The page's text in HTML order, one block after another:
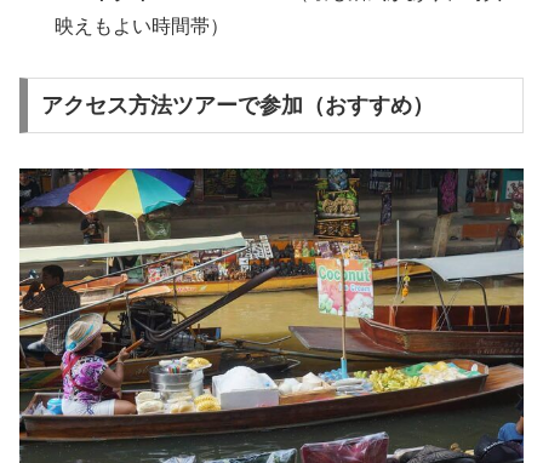
映えもよい時間帯）
アクセス方法ツアーで参加（おすすめ）